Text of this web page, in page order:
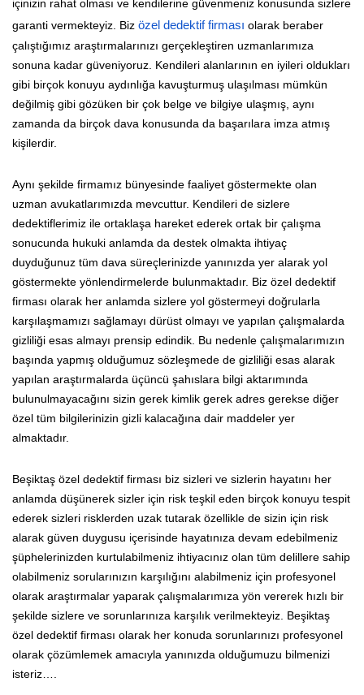
içinizin rahat olması ve kendilerine güvenmeniz konusunda sizlere
garanti vermekteyiz. Biz özel dedektif firması olarak beraber
çalıştığımız araştırmalarınızı gerçekleştiren uzmanlarımıza
sonuna kadar güveniyoruz. Kendileri alanlarının en iyileri oldukları
gibi birçok konuyu aydınlığa kavuşturmuş ulaşılması mümkün
değilmiş gibi gözüken bir çok belge ve bilgiye ulaşmış, aynı
zamanda da birçok dava konusunda da başarılara imza atmış
kişilerdir.
Aynı şekilde firmamız bünyesinde faaliyet göstermekte olan
uzman avukatlarımızda mevcuttur. Kendileri de sizlere
dedektiflerimiz ile ortaklaşa hareket ederek ortak bir çalışma
sonucunda hukuki anlamda da destek olmakta ihtiyaç
duyduğunuz tüm dava süreçlerinizde yanınızda yer alarak yol
göstermekte yönlendirmelerde bulunmaktadır. Biz özel dedektif
firması olarak her anlamda sizlere yol göstermeyi doğrularla
karşılaşmamızı sağlamayı dürüst olmayı ve yapılan çalışmalarda
gizliliği esas almayı prensip edindik. Bu nedenle çalışmalarımızın
başında yapmış olduğumuz sözleşmede de gizliliği esas alarak
yapılan araştırmalarda üçüncü şahıslara bilgi aktarımında
bulunulmayacağını sizin gerek kimlik gerek adres gerekse diğer
özel tüm bilgilerinizin gizli kalacağına dair maddeler yer
almaktadır.
Beşiktaş özel dedektif firması biz sizleri ve sizlerin hayatını her
anlamda düşünerek sizler için risk teşkil eden birçok konuyu tespit
ederek sizleri risklerden uzak tutarak özellikle de sizin için risk
alarak güven duygusu içerisinde hayatınıza devam edebilmeniz
şüphelerinizden kurtulabilmeniz ihtiyacınız olan tüm delillere sahip
olabilmeniz sorularınızın karşılığını alabilmeniz için profesyonel
olarak araştırmalar yaparak çalışmalarımıza yön vererek hızlı bir
şekilde sizlere ve sorunlarınıza karşılık verilmekteyiz. Beşiktaş
özel dedektif firması olarak her konuda sorunlarınızı profesyonel
olarak çözümlemek amacıyla yanınızda olduğumuzu bilmenizi
isteriz….